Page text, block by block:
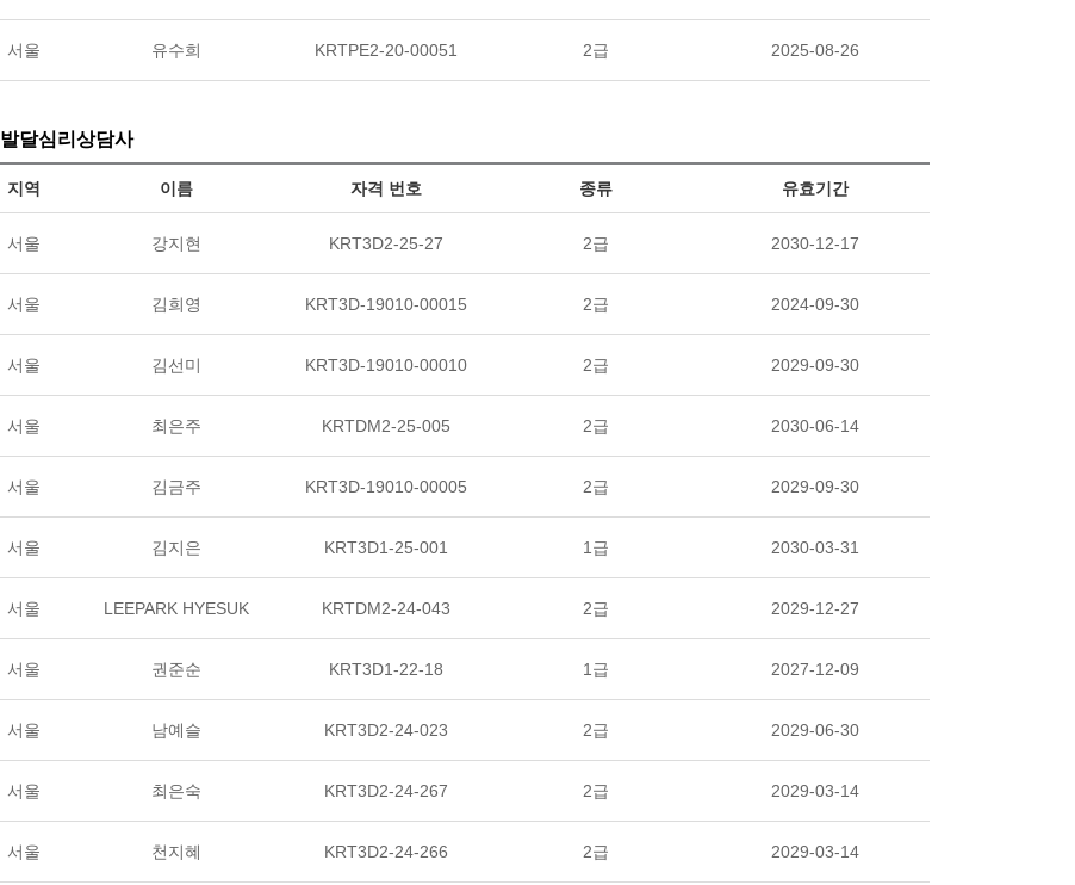
서울 유수희 KRTPE2-20-00051 2급 2025-08-26
발달심리상담사
지역 이름 자격 번호 종류 유효기간
서울 강지현 KRT3D2-25-27 2급 2030-12-17
서울 김희영 KRT3D-19010-00015 2급 2024-09-30
서울 김선미 KRT3D-19010-00010 2급 2029-09-30
서울 최은주 KRTDM2-25-005 2급 2030-06-14
서울 김금주 KRT3D-19010-00005 2급 2029-09-30
서울 김지은 KRT3D1-25-001 1급 2030-03-31
서울 LEEPARK HYESUK KRTDM2-24-043 2급 2029-12-27
서울 권준순 KRT3D1-22-18 1급 2027-12-09
서울 남예슬 KRT3D2-24-023 2급 2029-06-30
서울 최은숙 KRT3D2-24-267 2급 2029-03-14
서울 천지혜 KRT3D2-24-266 2급 2029-03-14